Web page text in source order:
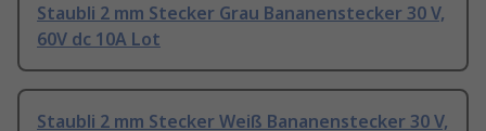
Staubli 2 mm Stecker Grau Bananenstecker 30 V,
60V dc 10A Lot
Staubli 2 mm Stecker Weiß Bananenstecker 30 V,